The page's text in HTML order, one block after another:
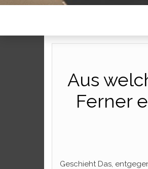
Aus
Ferner
Geschieht Das,